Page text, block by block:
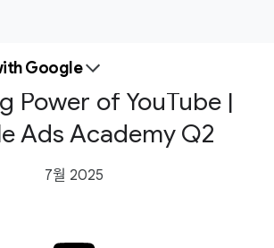
Google
Power of YouTube |
Ads Academy Q2
7월 2025